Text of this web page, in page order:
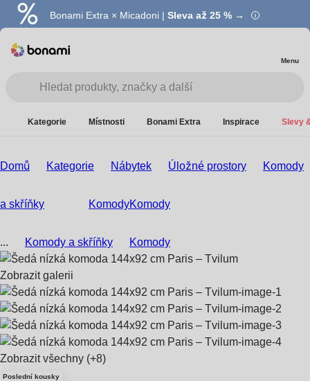
Bonami Extra × Micadoni | Sleva až 25 % →
Summer Sale | Ušetřete až 40 % →
Menu
Kategorie Místnosti Bonami Extra Inspirace Slevy
Domů Kategorie Nábytek Úložné prostory Komody
a skříňky KomodyKomody
... Komody a skříňky Komody
Zobrazit galerii
Zobrazit všechny (+8)
Poslední kousky